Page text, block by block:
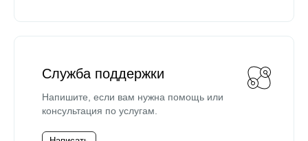
Служба поддержки
Напишите, если вам нужна помощь или
консультация по услугам.